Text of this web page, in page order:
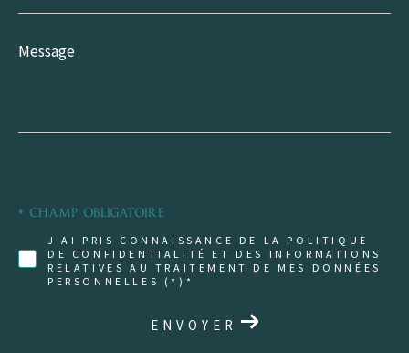
Message
*
J'AI PRIS CONNAISSANCE DE LA POLITIQUE
DE CONFIDENTIALITÉ ET DES INFORMATIONS
RELATIVES AU TRAITEMENT DE MES DONNÉES
PERSONNELLES (*)*
* Champ obligatoire
ENVOYER